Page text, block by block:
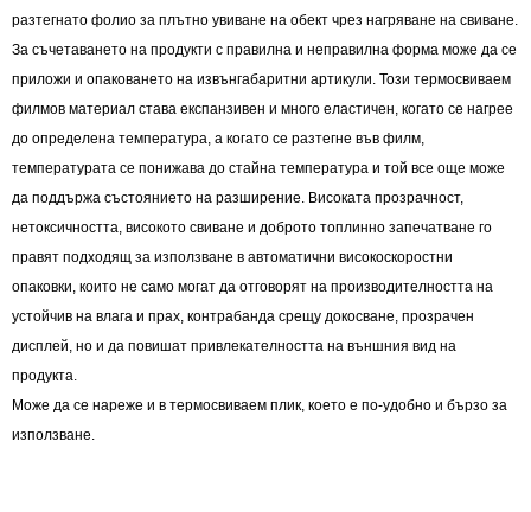
разтегнато фолио за плътно увиване на обект чрез нагряване на свиване.
За съчетаването на продукти с правилна и неправилна форма може да се
приложи и опаковането на извънгабаритни артикули. Този термосвиваем
филмов материал става експанзивен и много еластичен, когато се нагрее
до определена температура, а когато се разтегне във филм,
температурата се понижава до стайна температура и той все още може
да поддържа състоянието на разширение. Високата прозрачност,
нетоксичността, високото свиване и доброто топлинно запечатване го
правят подходящ за използване в автоматични високоскоростни
опаковки, които не само могат да отговорят на производителността на
устойчив на влага и прах, контрабанда срещу докосване, прозрачен
дисплей, но и да повишат привлекателността на външния вид на
продукта.
Може да се нареже и в термосвиваем плик, което е по-удобно и бързо за
използване.